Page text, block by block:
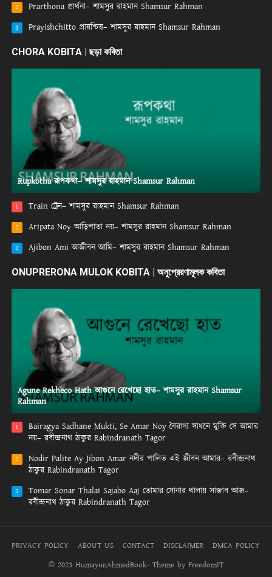
2 Prarthona প্রার্থনা– শামসুর রাহমান Shamsur Rahman
3 Prayishchitto প্রায়শ্চিত্ত– শামসুর রাহমান Shamsur Rahman
CHORA KOBITA | ছড়া কবিতা
Rupkotha রূপকথা– শামসুর রাহমান Shamsur Rahman
1 Train ট্রেন– শামসুর রাহমান Shamsur Rahman
2 Aripata Noy আড়িপাতা নয়– শামসুর রাহমান Shamsur Rahman
3 Ajibon Ami আজীবন আমি– শামসুর রাহমান Shamsur Rahman
ONUPRERONA MULOK KOBITA | অনুপ্রেরণামূলক কবিতা
Agune Rekheco Hath আগুনে রেখেছো হাত– শামসুর রাহমান Shamsur
Rahman
1
Bairagya Sadhane Mukti, Se Amar Noy বৈরাগ্য সাধনে মুক্তি সে আমার
নয়– রবীন্দ্রনাথ ঠাকুর Rabindranath Tagor
2
Nodir Palite Ay Jibon Amar নদীর পালিত এই জীবন আমার– রবীন্দ্রনাথ
ঠাকুর Rabindranath Tagor
3
Tomar Sonar Thalai Sajabo Aaj তোমার সোনার থালায় সাজাব আজ–
রবীন্দ্রনাথ ঠাকুর Rabindranath Tagor
PRIVACY POLICY ABOUT US CONTACT DISCLAIMER
DMCA POLICY
© 2023 HumayunAhmedBook- Theme by FreedomIT